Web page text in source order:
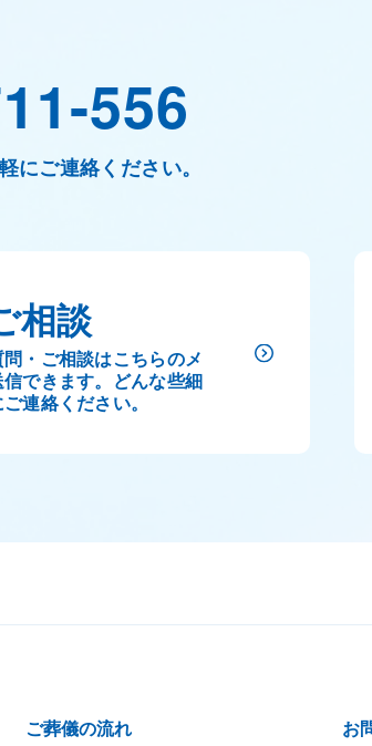
556
にご連絡ください。
相談
・ご相談はこちらのメ
できます。どんな些細
連絡ください。
ご葬儀の流れ
お